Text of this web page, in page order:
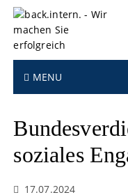
MENU
soziales
17.07.2024